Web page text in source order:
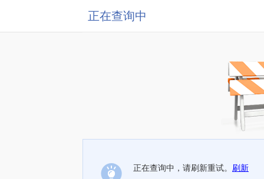
正在查询中
正在查询中，请刷新重试。 刷新